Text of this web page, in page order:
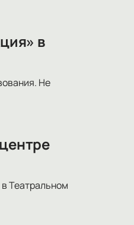
в
Не
Театральном